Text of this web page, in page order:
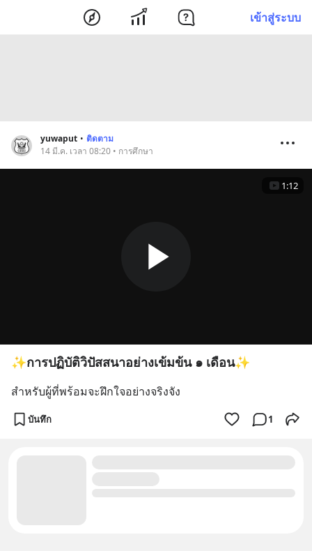
เข้าสู่ระบบ
yuwaput • ติดตาม
14 มี.ค. เวลา 08:20 • การศึกษา
1:12
✨การปฏิบัติวิปัสสนาอย่างเข้มข้น ๑ เดือน✨
สำหรับผู้ที่พร้อมจะฝึกใจอย่างจริงจัง
บันทึก 1